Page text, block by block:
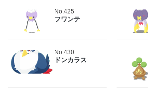
No.425
フワンテ
No.430
ドンカラス